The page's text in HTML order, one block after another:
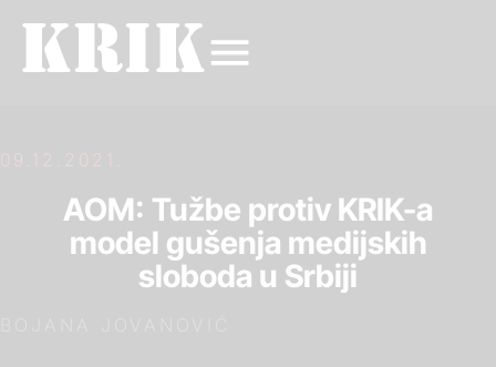
09.12.2021.
AOM: Tužbe protiv KRIK-a
model gušenja medijskih
sloboda u Srbiji